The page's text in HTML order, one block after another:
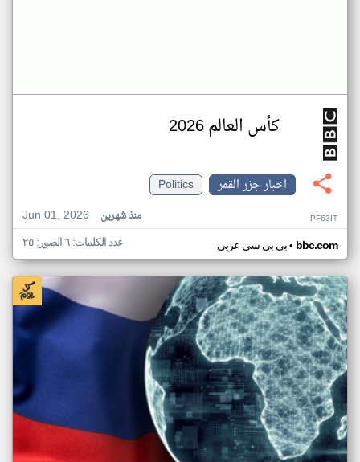
كأس العالم 2026
اخبار جزر القمر
Politics
Jun 01, 2026
منذ شهرين PF63IT
بي بي سي عربي• bbc.com عدد الكلمات: ٦ الصور: ٢٥